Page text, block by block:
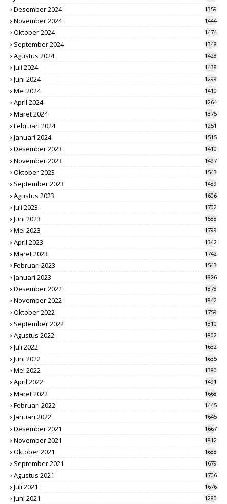
Desember 2024 1359
November 2024 1444
Oktober 2024 1474
September 2024 1348
Agustus 2024 1428
Juli 2024 1438
Juni 2024 1299
Mei 2024 1410
April 2024 1264
Maret 2024 1375
Februari 2024 1251
Januari 2024 1515
Desember 2023 1410
November 2023 1497
Oktober 2023 1543
September 2023 1489
Agustus 2023 1606
Juli 2023 1702
Juni 2023 1588
Mei 2023 1799
April 2023 1342
Maret 2023 1742
Februari 2023 1543
Januari 2023 1826
Desember 2022 1878
November 2022 1842
Oktober 2022 1759
September 2022 1810
Agustus 2022 1802
Juli 2022 1632
Juni 2022 1635
Mei 2022 1380
April 2022 1491
Maret 2022 1668
Februari 2022 1445
Januari 2022 1645
Desember 2021 1667
November 2021 1812
Oktober 2021 1688
September 2021 1679
Agustus 2021 1706
Juli 2021 1676
Juni 2021 1280